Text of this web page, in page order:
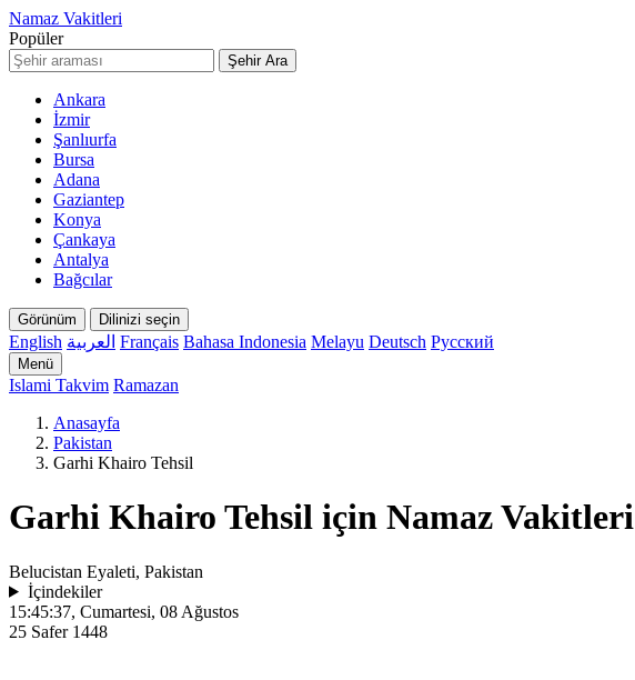
Namaz Vakitleri
Popüler
Şehir Ara
Ankara
İzmir
Şanlıurfa
Bursa
Adana
Gaziantep
Konya
Çankaya
Antalya
Bağcılar
Görünüm Dilinizi seçin
English العربية Français Bahasa Indonesia Melayu Deutsch Русский
Menü
Islami Takvim Ramazan
Anasayfa
Pakistan
Garhi Khairo Tehsil
Garhi Khairo Tehsil için Namaz Vakitleri
Belucistan Eyaleti, Pakistan
İçindekiler
15:45:37, Cumartesi, 08 Ağustos
25 Safer 1448